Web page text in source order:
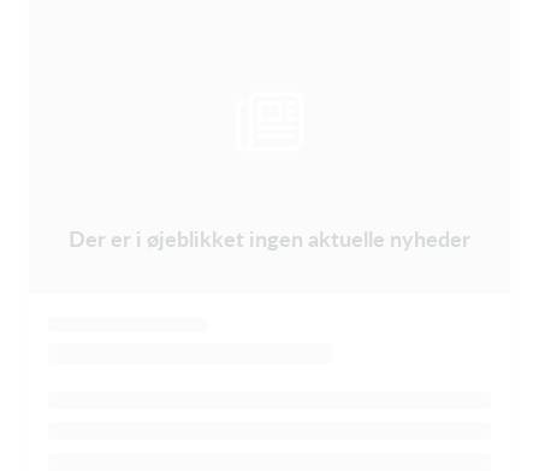
Der er i øjeblikket ingen aktuelle nyheder